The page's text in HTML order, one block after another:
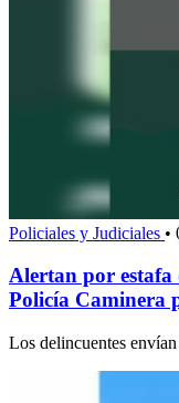
Policiales y Judiciales •
Alertan por estafa
Policía Caminera
Los delincuentes